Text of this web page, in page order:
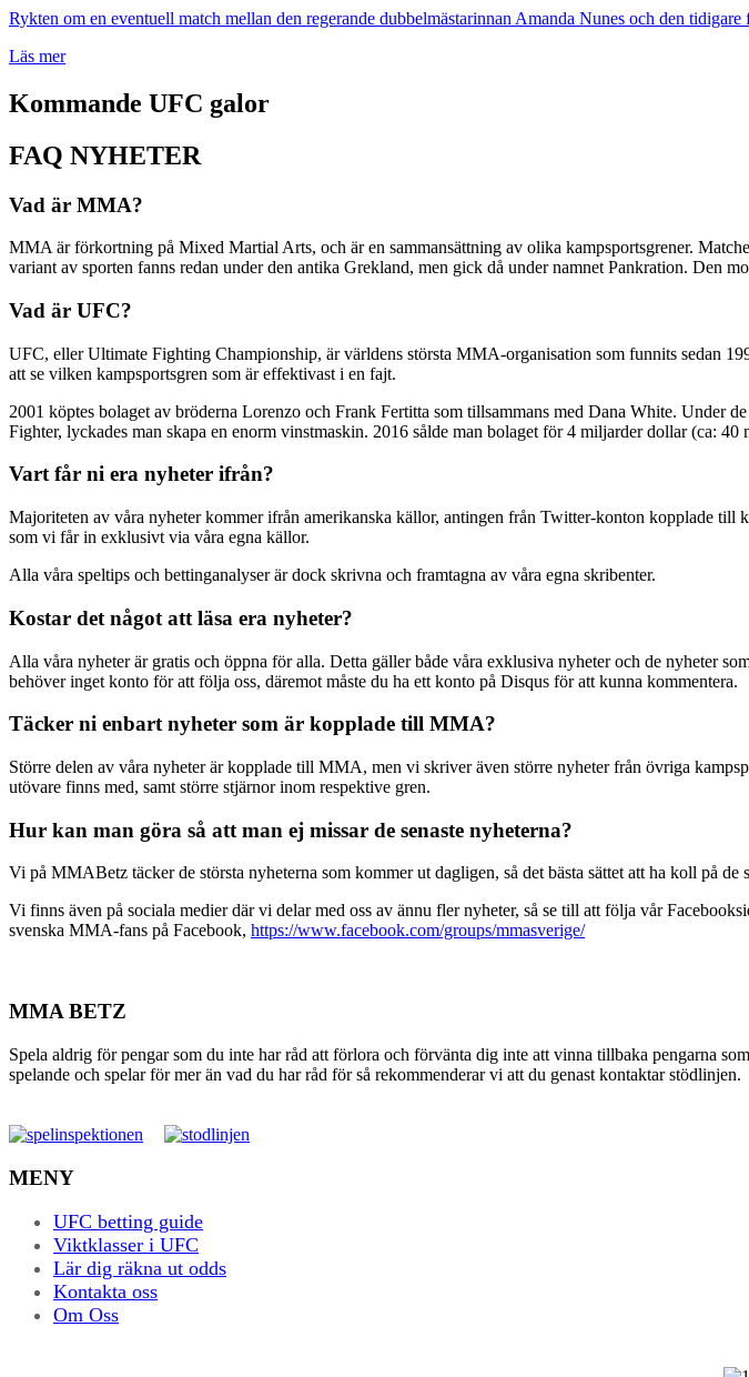
Rykten om en eventuell match mellan den regerande dubbelmästarinnan Amanda Nunes och den tidigare
Läs mer
Kommande UFC galor
FAQ NYHETER
Vad är MMA?
MMA är förkortning på Mixed Martial Arts, och är en sammansättning av olika kampsportsgrener.
variant av sporten fanns redan under den antika Grekland, men gick då under namnet Pankration. Den
Vad är UFC?
UFC, eller Ultimate Fighting Championship, är världens största MMA-organisation som funnits sedan
att se vilken kampsportsgren som är effektivast i en fajt.
2001 köptes bolaget av bröderna Lorenzo och Frank Fertitta som tillsammans med Dana White. Under
Fighter, lyckades man skapa en enorm vinstmaskin. 2016 sålde man bolaget för 4 miljarder dollar (ca: 40
Vart får ni era nyheter ifrån?
Majoriteten av våra nyheter kommer ifrån amerikanska källor, antingen från Twitter-konton kopplade
som vi får in exklusivt via våra egna källor.
Alla våra speltips och bettinganalyser är dock skrivna och framtagna av våra egna skribenter.
Kostar det något att läsa era nyheter?
Alla våra nyheter är gratis och öppna för alla. Detta gäller både våra exklusiva nyheter och de nyheter
behöver inget konto för att följa oss, däremot måste du ha ett konto på Disqus för att kunna kommentera.
Täcker ni enbart nyheter som är kopplade till MMA?
Större delen av våra nyheter är kopplade till MMA, men vi skriver även större nyheter från övriga
utövare finns med, samt större stjärnor inom respektive gren.
Hur kan man göra så att man ej missar de senaste nyheterna?
Vi på MMABetz täcker de största nyheterna som kommer ut dagligen, så det bästa sättet att ha koll på
Vi finns även på sociala medier där vi delar med oss av ännu fler nyheter, så se till att följa vår
svenska MMA-fans på Facebook, https://www.facebook.com/groups/mmasverige/
MMA BETZ
Spela aldrig för pengar som du inte har råd att förlora och förvänta dig inte att vinna tillbaka pengarna
spelande och spelar för mer än vad du har råd för så rekommenderar vi att du genast kontaktar stödlinjen.
MENY
UFC betting guide
Viktklasser i UFC
Lär dig räkna ut odds
Kontakta oss
Om Oss